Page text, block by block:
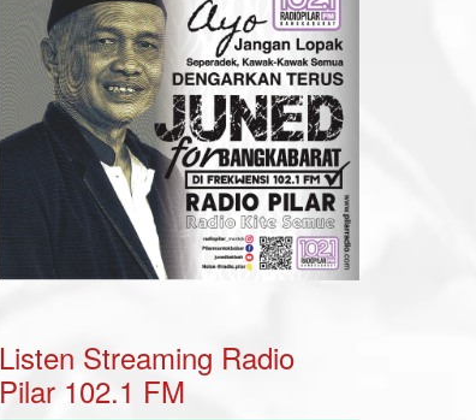
Listen Streaming Radio
Pilar 102.1 FM